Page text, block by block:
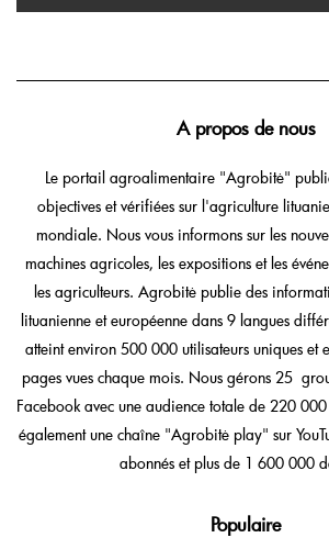
A propos de nous
Le portail agroalimentaire "Agrobitė"
objectives et vérifiées sur l'agriculture
mondiale. Nous vous informons sur les
machines agricoles, les expositions et les
les agriculteurs. Agrobitė publie des
lituanienne et européenne dans 9 langues
atteint environ 500 000 utilisateurs uniques
pages vues chaque mois. Nous gérons 25
Facebook avec une audience totale de 220
également une chaîne "Agrobitė play" sur
abonnés et plus de 1 600 000
Populaire